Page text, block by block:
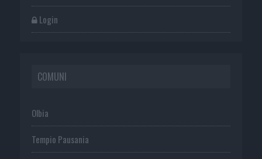
Login
COMUNI
Olbia
Tempio Pausania